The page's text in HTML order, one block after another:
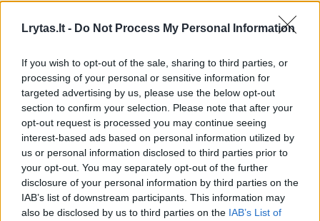
Lrytas.lt - Do Not Process My Personal Information
If you wish to opt-out of the sale, sharing to third parties, or
processing of your personal or sensitive information for
targeted advertising by us, please use the below opt-out
section to confirm your selection. Please note that after your
opt-out request is processed you may continue seeing
interest-based ads based on personal information utilized by
us or personal information disclosed to third parties prior to
your opt-out. You may separately opt-out of the further
disclosure of your personal information by third parties on the
IAB’s list of downstream participants. This information may
also be disclosed by us to third parties on the IAB’s List of
Daugiau nuotraukų (2)
M.Tilmantas.
„Maximos“ nuotr.
„Su didesne tiekimo kaina ateina ne vien